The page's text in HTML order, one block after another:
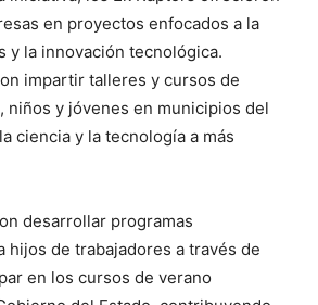
en proyectos enfocados a la
y la innovación tecnológica.
impartir talleres y cursos de
niños y jóvenes en municipios del
ciencia y la tecnología a más
desarrollar programas
hijos de trabajadores a través de
en los cursos de verano